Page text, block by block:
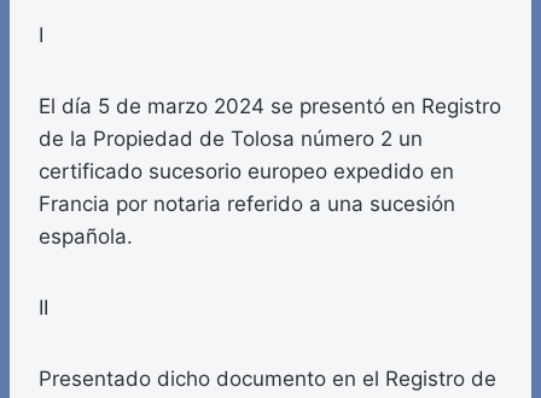
I
El día 5 de marzo 2024 se presentó en Registro
de la Propiedad de Tolosa número 2 un
certificado sucesorio europeo expedido en
Francia por notaria referido a una sucesión
española.
II
Presentado dicho documento en el Registro de